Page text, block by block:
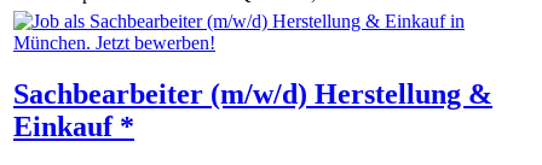
Sachbearbeiter (m/w/d) Herstellung &
Einkauf *